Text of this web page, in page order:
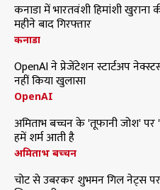
कनाडा में भारतवंशी हिमांशी खुराना
महीने बाद गिरफ्तार
कनाडा
OpenAI ने प्रेजेंटेशन स्टार्टअप
नहीं किया खुलासा
OpenAI
अमिताभ बच्चन के 'तूफानी जोश'
हमें शर्म आती है
अमिताभ बच्चन
चोट से उबरकर शुभमन गिल नेट्स